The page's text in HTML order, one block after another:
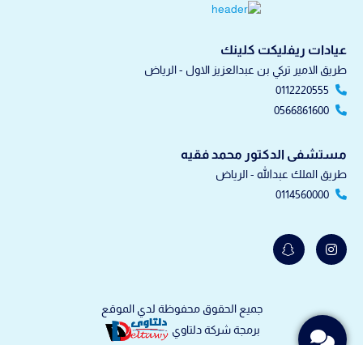
عيادات ريفليكت كلينك
طريق الامير تركي بن عبدالعزيز الاول - الرياض
0112220555
0566861600
مستشفى الدكتور محمد فقيه
طريق الملك عبدالله - الرياض
0114560000
I
n
s
a
m
S
n
a
جميع الحقوق محفوظة لدي الموقع
برمجة شركة دلتاوي